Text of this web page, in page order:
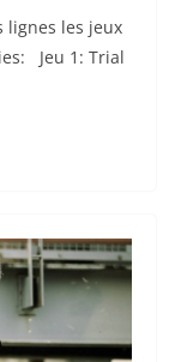
lignes les jeux
Jeu 1: Trial